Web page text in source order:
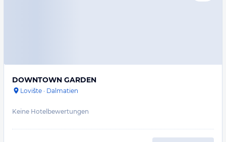
DOWNTOWN GARDEN
Lovište · Dalmatien
Keine Hotelbewertungen